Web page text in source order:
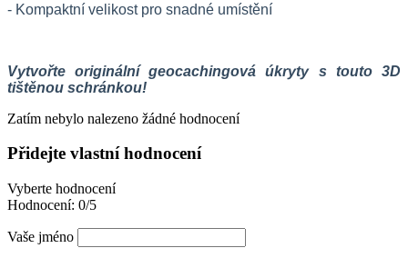
- Kompaktní velikost pro snadné umístění
Vytvořte originální geocachingová úkryty s touto 3D
tištěnou schránkou!
Zatím nebylo nalezeno žádné hodnocení
Přidejte vlastní hodnocení
Vyberte hodnocení
Hodnocení: 0/5
Vaše jméno